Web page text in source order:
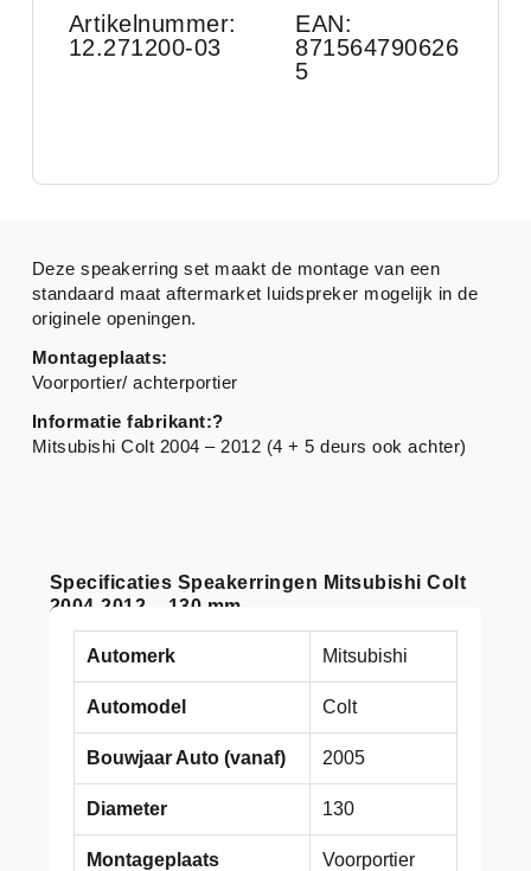
Artikelnummer:
12.271200-03
EAN:
871564790626
5
Specificaties Speakerringen Mitsubishi Colt
2004-2012 – 130 mm
Automerk Mitsubishi
Automodel Colt
Bouwjaar Auto (vanaf) 2005
Diameter 130
Montageplaats Voorportier
Deze speakerring set maakt de montage van een
standaard maat aftermarket luidspreker mogelijk in de
originele openingen.
Montageplaats:
Voorportier/ achterportier
Informatie fabrikant:?
Mitsubishi Colt 2004 – 2012 (4 + 5 deurs ook achter)